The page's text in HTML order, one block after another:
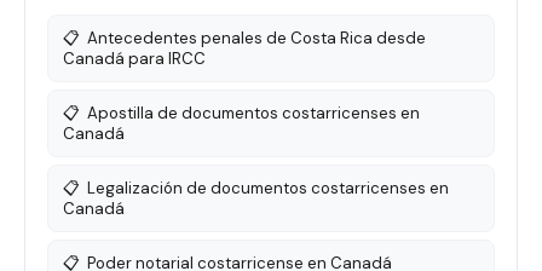
📋 Antecedentes penales de Costa Rica desde
Canadá para IRCC
📋 Apostilla de documentos costarricenses en
Canadá
📋 Legalización de documentos costarricenses en
Canadá
📋 Poder notarial costarricense en Canadá